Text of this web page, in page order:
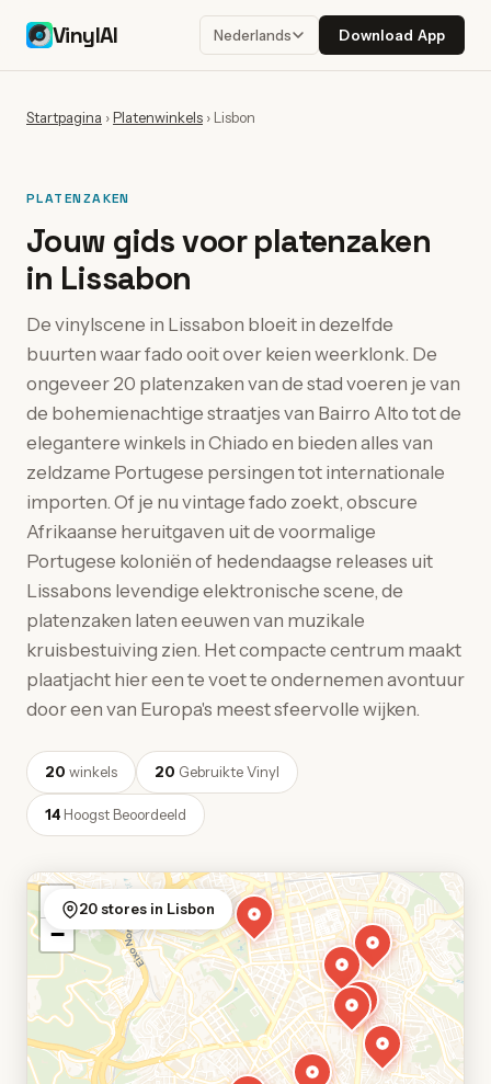
VinylAI Nederlands Download App
Startpagina ›Platenwinkels › Lisbon
PLATENZAKEN
Jouw gids voor platenzaken
in Lissabon
De vinylscene in Lissabon bloeit in dezelfde
buurten waar fado ooit over keien weerklonk. De
ongeveer 20 platenzaken van de stad voeren je van
de bohemienachtige straatjes van Bairro Alto tot de
elegantere winkels in Chiado en bieden alles van
zeldzame Portugese persingen tot internationale
importen. Of je nu vintage fado zoekt, obscure
Afrikaanse heruitgaven uit de voormalige
Portugese koloniën of hedendaagse releases uit
Lissabons levendige elektronische scene, de
platenzaken laten eeuwen van muzikale
kruisbestuiving zien. Het compacte centrum maakt
plaatjacht hier een te voet te ondernemen avontuur
door een van Europa's meest sfeervolle wijken.
20 winkels 20 Gebruikte Vinyl
14 Hoogst Beoordeeld
+
−
20 stores in Lisbon